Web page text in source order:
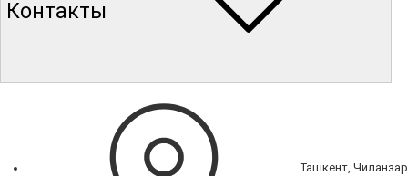
Контакты
Ташкент, Чиланзар